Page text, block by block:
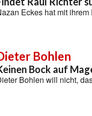
Eckes hat mit
Bohlen
Bock auf
Bohlen will nicht,